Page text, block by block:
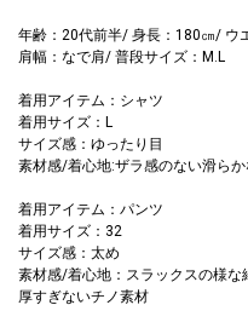
年齢：20代前半/ 身長：180㎝/ ウ
肩幅：なで肩/ 普段サイズ：M.L
着用アイテム：シャツ
着用サイズ：L
サイズ感：ゆったり目
素材感/着心地:ザラ感のない滑ら
着用アイテム：パンツ
着用サイズ：32
サイズ感：太め
素材感/着心地：スラックスの様な
厚すぎないチノ素材